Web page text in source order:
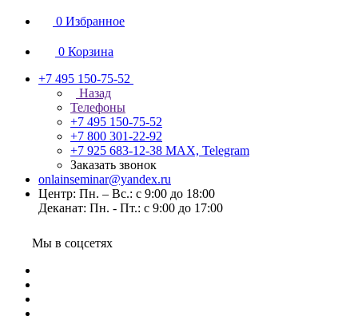
0 Избранное
0 Корзина
+7 495 150-75-52
Назад
Телефоны
+7 495 150-75-52
+7 800 301-22-92
+7 925 683-12-38 MAX, Telegram
Заказать звонок
onlainseminar@yandex.ru
Центр: Пн. – Вс.: с 9:00 до 18:00
Деканат: Пн. - Пт.: с 9:00 до 17:00
Мы в соцсетях